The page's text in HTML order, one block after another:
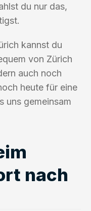
du nur das,
kannst du
von Zürich
auch noch
heute für eine
uns gemeinsam
nach